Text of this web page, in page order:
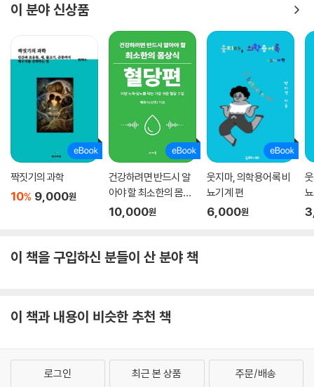
이 분야 신상품
짝짓기의 과학
10% 9,000원
건강하려면 반드시 알
아야 할 최소한의 몸상
식 ? 혈당편
10,000원
웃지마, 의학용어록 비
뇨기계 편
6,000원
이 책을 구입하신 분들이 산 분야 책
이 책과 내용이 비슷한 추천 책
로그인 최근 본 상품 주문/배송